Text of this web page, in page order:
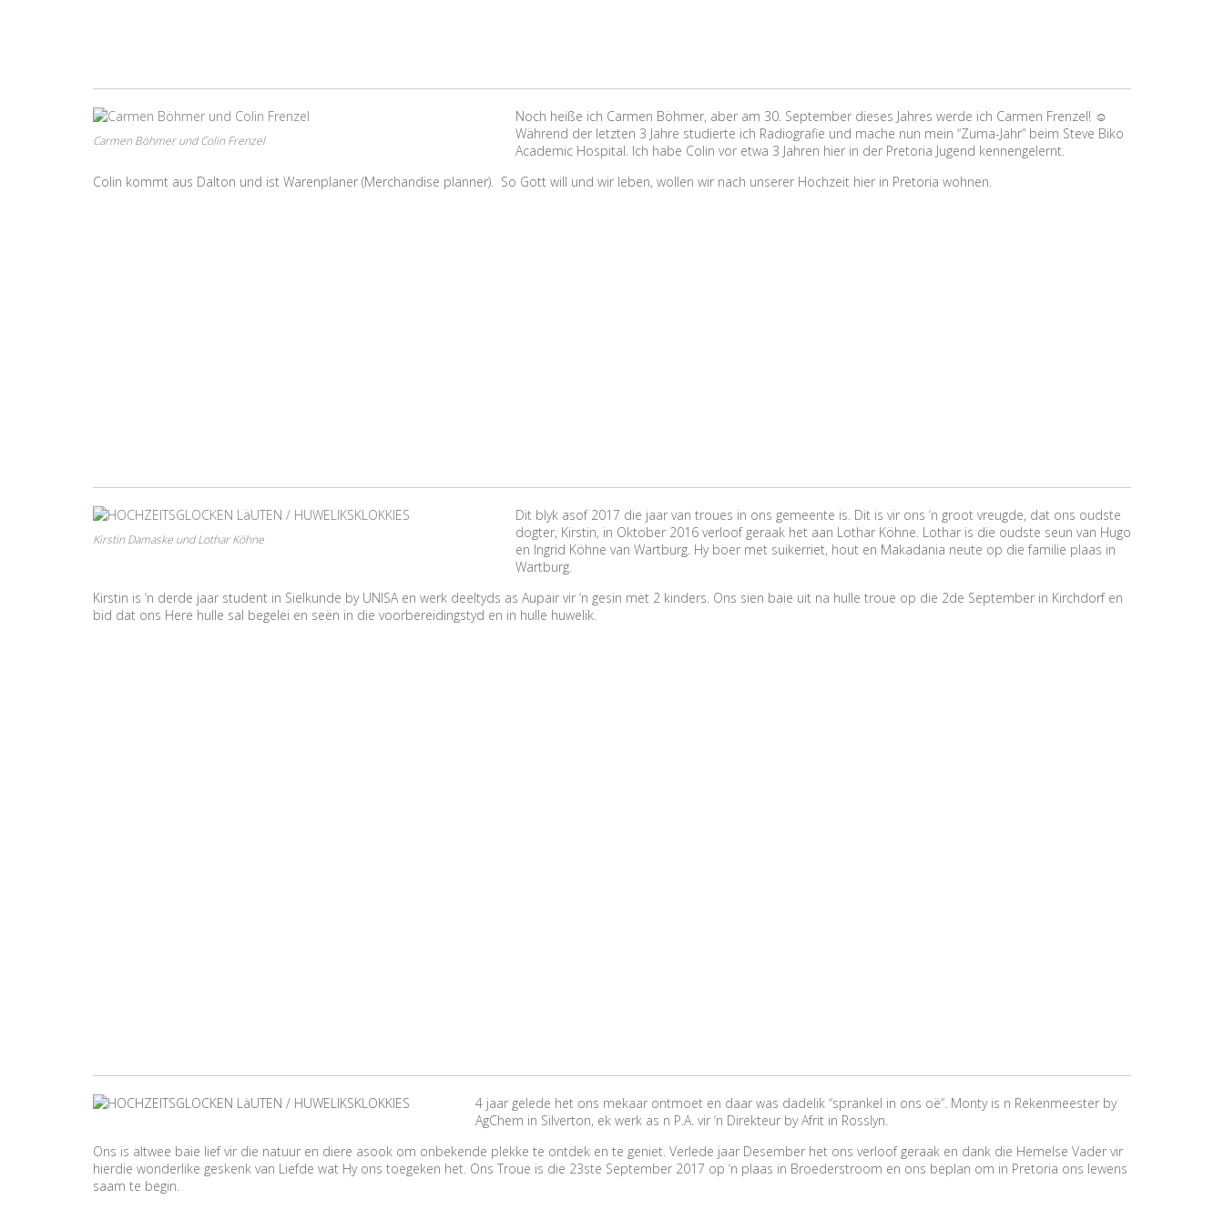
Carmen Böhmer und Colin Frenzel
Noch heiße ich Carmen Böhmer, aber am 30. September dieses Jahres werde ich Carmen Frenzel! ☺
Während der letzten 3 Jahre studierte ich Radiografie und mache nun mein “Zuma-Jahr” beim Steve Biko
Academic Hospital. Ich habe Colin vor etwa 3 Jahren hier in der Pretoria Jugend kennengelernt.
Colin kommt aus Dalton und ist Warenplaner (Merchandise planner). So Gott will und wir leben, wollen wir nach unserer Hochzeit hier in Pretoria wohnen.
Kirstin Damaske und Lothar Köhne
Dit blyk asof 2017 die jaar van troues in ons gemeente is. Dit is vir ons ‘n groot vreugde, dat ons oudste
dogter, Kirstin, in Oktober 2016 verloof geraak het aan Lothar Köhne. Lothar is die oudste seun van Hugo
en Ingrid Köhne van Wartburg. Hy boer met suikerriet, hout en Makadania neute op die familie plaas in
Wartburg.
Kirstin is ‘n derde jaar student in Sielkunde by UNISA en werk deeltyds as Aupair vir ‘n gesin met 2 kinders. Ons sien baie uit na hulle troue op die 2de September in Kirchdorf en
bid dat ons Here hulle sal begelei en seën in die voorbereidingstyd en in hulle huwelik.
4 jaar gelede het ons mekaar ontmoet en daar was dadelik “sprankel in ons oë”. Monty is n Rekenmeester by
AgChem in Silverton, ek werk as n P.A. vir ‘n Direkteur by Afrit in Rosslyn.
Ons is altwee baie lief vir die natuur en diere asook om onbekende plekke te ontdek en te geniet. Verlede jaar Desember het ons verloof geraak en dank die Hemelse Vader vir
hierdie wonderlike geskenk van Liefde wat Hy ons toegeken het. Ons Troue is die 23ste September 2017 op ‘n plaas in Broederstroom en ons beplan om in Pretoria ons lewens
saam te begin.